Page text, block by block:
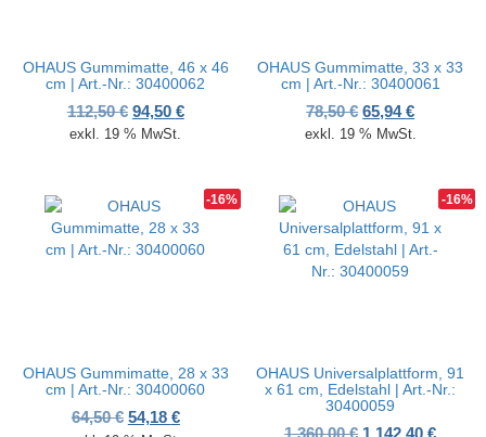
OHAUS Gummimatte, 46 x 46
cm | Art.-Nr.: 30400062
112,50€ Ursprünglicher Preis war: 112,50 €
94,50 €Aktueller Preis ist: 94,50 €.
exkl. 19 % MwSt.
OHAUS Gummimatte, 33 x 33
cm | Art.-Nr.: 30400061
78,50€ Ursprünglicher
65,94€Aktueller
exkl. 19 % MwSt.
-16%
OHAUS Gummimatte, 28 x 33
cm | Art.-Nr.: 30400060
64,50€ Ursprünglicher Preis war: 64,50 €
54,18 €Aktueller Preis ist: 54,18 €.
-16%
OHAUS Universalplattform, 91
x 61 cm, Edelstahl | Art.-Nr.:
30400059
Ursprünglicher